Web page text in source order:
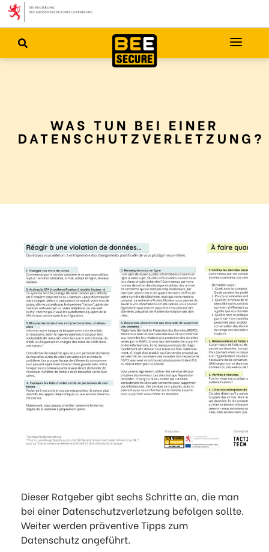
WAS TUN BEI EINER
DATENSCHUTZVERLETZUNG?
Dieser Ratgeber gibt sechs Schritte an, die man
bei einer Datenschutzverletzung befolgen sollte.
Weiter werden präventive Tipps zum
Datenschutz angeführt.